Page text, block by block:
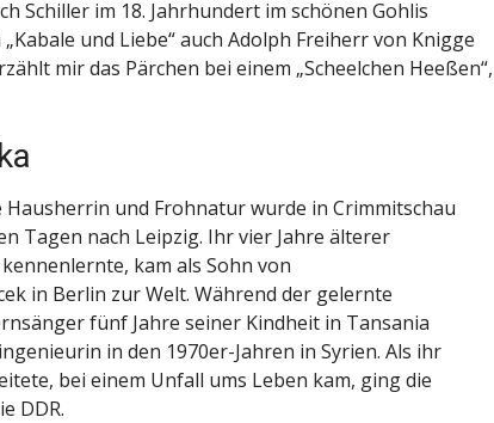
Schiller im 18. Jahrhundert im schönen Gohlis
und Liebe“ auch Adolph Freiherr von Knigge
mir das Pärchen bei einem „Scheelchen Heeßen“,
Hausherrin und Frohnatur wurde in Crimmitschau
Tagen nach Leipzig. Ihr vier Jahre älterer
kam als Sohn von
in Berlin zur Welt. Während der gelernte
fünf Jahre seiner Kindheit in Tansania
in den 1970er-Jahren in Syrien. Als ihr
bei einem Unfall ums Leben kam, ging die
DDR.